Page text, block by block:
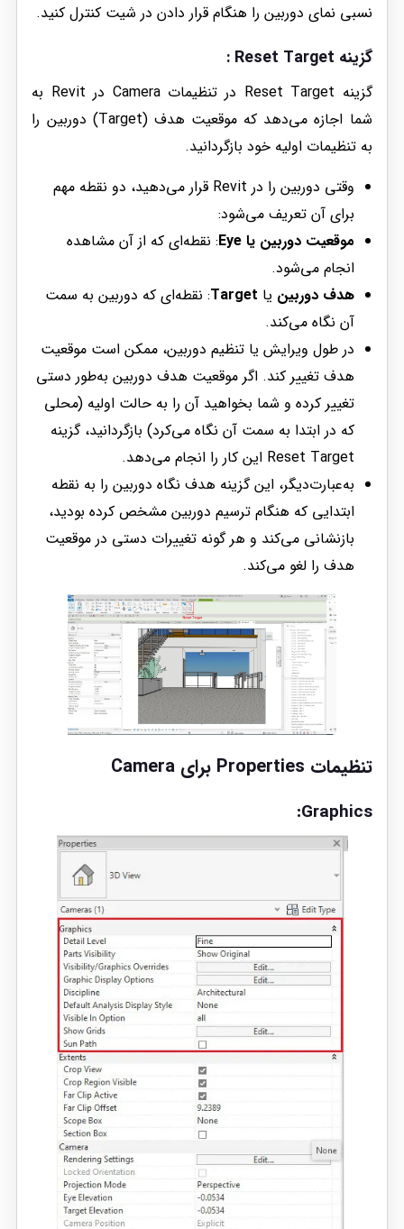
نسبی نمای دوربین را هنگام قرار دادن در شیت کنترل کنید.
گزینه Reset Target :
گزینه Reset Target در تنظیمات Camera در Revit به
شما اجازه می‌دهد که موقعیت هدف (Target) دوربین را
به تنظیمات اولیه خود بازگردانید.
وقتی دوربین را در Revit قرار می‌دهید، دو نقطه مهم
برای آن تعریف می‌شود:
موقعیت دوربین یا Eye
: نقطه‌ای که از آن مشاهده
انجام می‌شود.
هدف دوربین یا Target: نقطه‌ای که دوربین به سمت
آن نگاه می‌کند.
در طول ویرایش یا تنظیم دوربین، ممکن است موقعیت
هدف تغییر کند. اگر موقعیت هدف دوربین به‌طور دستی
تغییر کرده و شما بخواهید آن را به حالت اولیه (محلی
که در ابتدا به سمت آن نگاه می‌کرد) بازگردانید، گزینه
Reset Target این کار را انجام می‌دهد.
به‌عبارت‌دیگر، این گزینه هدف نگاه دوربین را به نقطه
ابتدایی که هنگام ترسیم دوربین مشخص کرده بودید،
بازنشانی می‌کند و هر گونه تغییرات دستی در موقعیت
هدف را لغو می‌کند.
تنظیمات Properties برای Camera
Graphics: